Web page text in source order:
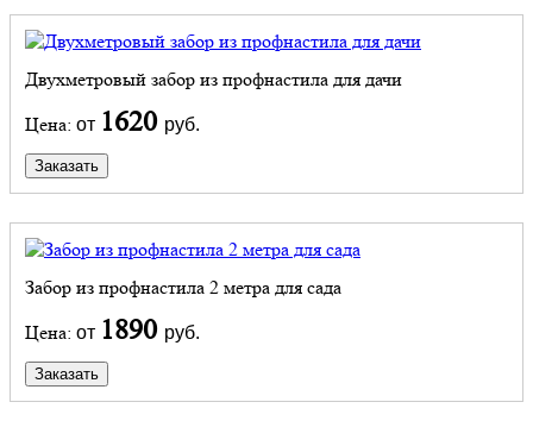
Двухметровый забор из профнастила для дачи
Цена: от 1620 руб.
Заказать
Забор из профнастила 2 метра для сада
Цена: от 1890 руб.
Заказать